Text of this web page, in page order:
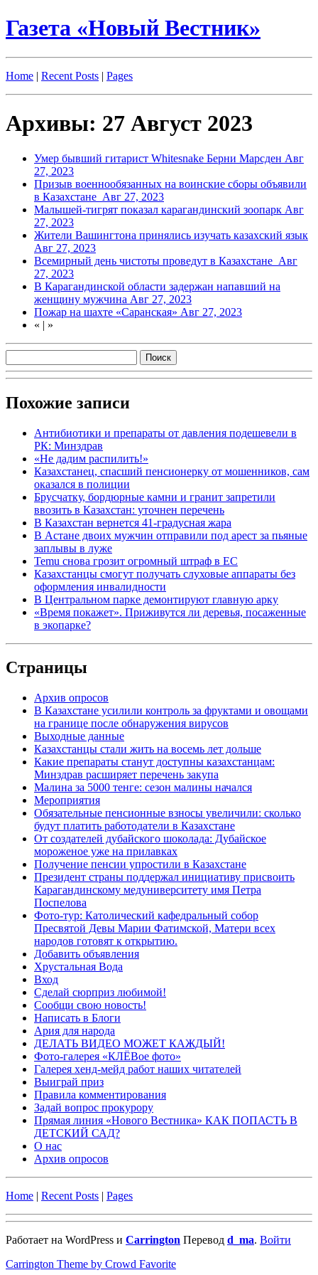
Газета «Новый Вестник»
Home | Recent Posts | Pages
Архивы: 27 Август 2023
Умер бывший гитарист Whitesnake Берни Марсден Авг
27, 2023
Призыв военнообязанных на воинские сборы объявили
в Казахстане Авг 27, 2023
Малышей-тигрят показал карагандинский зоопарк Авг
27, 2023
Жители Вашингтона принялись изучать казахский язык
Авг 27, 2023
Всемирный день чистоты проведут в Казахстане Авг
27, 2023
В Карагандинской области задержан напавший на
женщину мужчина Авг 27, 2023
Пожар на шахте «Саранская» Авг 27, 2023
« | »
Похожие записи
Антибиотики и препараты от давления подешевели в
РК: Минздрав
«Не дадим распилить!»
Казахстанец, спасший пенсионерку от мошенников, сам
оказался в полиции
Брусчатку, бордюрные камни и гранит запретили
ввозить в Казахстан: уточнен перечень
В Казахстан вернется 41-градусная жара
В Астане двоих мужчин отправили под арест за пьяные
заплывы в луже
Temu снова грозит огромный штраф в ЕС
Казахстанцы смогут получать слуховые аппараты без
оформления инвалидности
В Центральном парке демонтируют главную арку
«Время покажет». Приживутся ли деревья, посаженные
в экопарке?
Страницы
Архив опросов
В Казахстане усилили контроль за фруктами и овощами
на границе после обнаружения вирусов
Выходные данные
Казахстанцы стали жить на восемь лет дольше
Какие препараты станут доступны казахстанцам:
Минздрав расширяет перечень закупа
Малина за 5000 тенге: сезон малины начался
Мероприятия
Обязательные пенсионные взносы увеличили: сколько
будут платить работодатели в Казахстане
От создателей дубайского шоколада: Дубайское
мороженое уже на прилавках
Получение пенсии упростили в Казахстане
Президент страны поддержал инициативу присвоить
Карагандинскому медуниверситету имя Петра
Поспелова
Фото-тур: Католический кафедральный собор
Пресвятой Девы Марии Фатимской, Матери всех
народов готовят к открытию.
Добавить объявления
Хрустальная Вода
Вход
Сделай сюрприз любимой!
Сообщи свою новость!
Написать в Блоги
Ария для народа
ДЕЛАТЬ ВИДЕО МОЖЕТ КАЖДЫЙ!
Фото-галерея «КЛЁВое фото»
Галерея хенд-мейд работ наших читателей
Выиграй приз
Правила комментирования
Задай вопрос прокурору
Прямая линия «Нового Вестника» КАК ПОПАСТЬ В
ДЕТСКИЙ САД?
О нас
Архив опросов
Home | Recent Posts | Pages
Работает на WordPress и Carrington Перевод d_ma. Войти
Carrington Theme by Crowd Favorite